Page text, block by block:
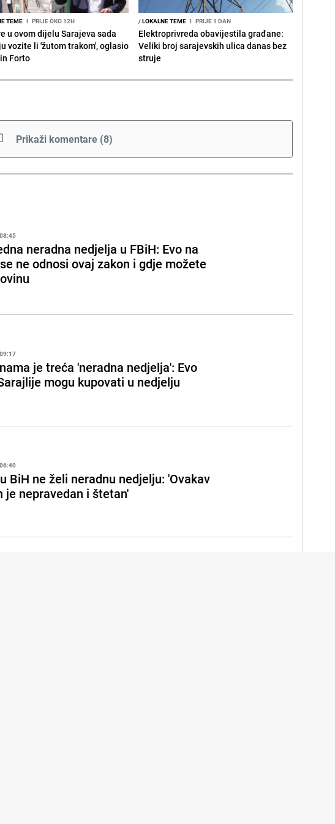
TEME I PRIJE OKO 12H
u ovom dijelu Sarajeva sada
vozite li 'žutom trakom', oglasio
Forto
/LOKALNE TEME I PRIJE 1 DAN
Elektroprivreda obavijestila građane:
Veliki broj sarajevskih ulica danas bez
struje
Prikaži komentare (8)
neradna nedjelja u FBiH: Evo na
ne odnosi ovaj zakon i gdje možete
je treća 'neradna nedjelja': Evo
mogu kupovati u nedjelju
BiH ne želi neradnu nedjelju: 'Ovakav
je nepravedan i štetan'